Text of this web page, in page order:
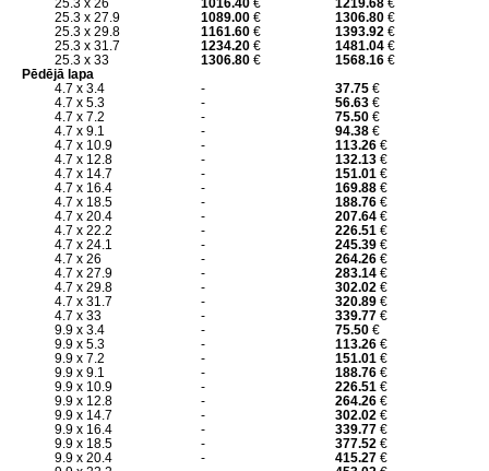
25.3 x 26
1016.40€ 1219.68€
25.3 x 27.9
1089.00€ 1306.80€
25.3 x 29.8
1161.60€ 1393.92€
25.3 x 31.7
1234.20€ 1481.04€
25.3 x 33
1306.80€ 1568.16€
Pēdējā lapa
4.7 x 3.4
- 37.75€
4.7 x 5.3
- 56.63€
4.7 x 7.2
- 75.50€
4.7 x 9.1
- 94.38€
4.7 x 10.9
- 113.26€
4.7 x 12.8
- 132.13€
4.7 x 14.7
- 151.01€
4.7 x 16.4
- 169.88€
4.7 x 18.5
- 188.76€
4.7 x 20.4
- 207.64€
4.7 x 22.2
- 226.51€
4.7 x 24.1
- 245.39€
4.7 x 26
- 264.26€
4.7 x 27.9
- 283.14€
4.7 x 29.8
- 302.02€
4.7 x 31.7
- 320.89€
4.7 x 33
- 339.77€
9.9 x 3.4
- 75.50€
9.9 x 5.3
- 113.26€
9.9 x 7.2
- 151.01€
9.9 x 9.1
- 188.76€
9.9 x 10.9
- 226.51€
9.9 x 12.8
- 264.26€
9.9 x 14.7
- 302.02€
9.9 x 16.4
- 339.77€
9.9 x 18.5
- 377.52€
9.9 x 20.4
- 415.27€